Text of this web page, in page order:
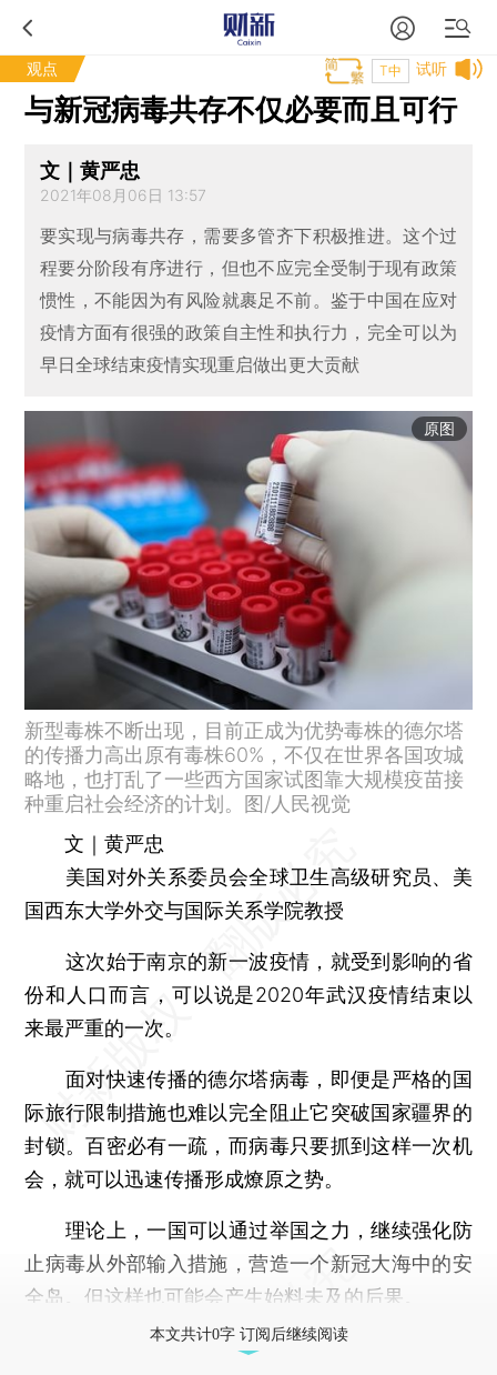
观点 试听
T中
与新冠病毒共存不仅必要而且可行
文｜黄严忠
2021年08月06日 13:57
要实现与病毒共存，需要多管齐下积极推进。这个过
程要分阶段有序进行，但也不应完全受制于现有政策
惯性，不能因为有风险就裹足不前。鉴于中国在应对
疫情方面有很强的政策自主性和执行力，完全可以为
早日全球结束疫情实现重启做出更大贡献
原图
新型毒株不断出现，目前正成为优势毒株的德尔塔
的传播力高出原有毒株60%，不仅在世界各国攻城
略地，也打乱了一些西方国家试图靠大规模疫苗接
种重启社会经济的计划。图/人民视觉
文｜黄严忠
美国对外关系委员会全球卫生高级研究员、美
国西东大学外交与国际关系学院教授
这次始于南京的新一波疫情，就受到影响的省
份和人口而言，可以说是2020年武汉疫情结束以
来最严重的一次。
面对快速传播的德尔塔病毒，即便是严格的国
际旅行限制措施也难以完全阻止它突破国家疆界的
封锁。百密必有一疏，而病毒只要抓到这样一次机
会，就可以迅速传播形成燎原之势。
理论上，一国可以通过举国之力，继续强化防
止病毒从外部输入措施，营造一个新冠大海中的安
全岛。但这样也可能会产生始料未及的后果。
本文共计0字 订阅后继续阅读